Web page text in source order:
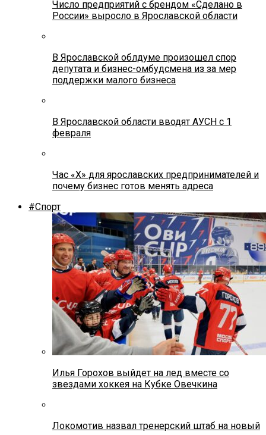
Число предприятий с брендом «Сделано в
России» выросло в Ярославской области
В Ярославской облдуме произошел спор
депутата и бизнес-омбудсмена из за мер
поддержки малого бизнеса
В Ярославской области вводят АУСН с 1
февраля
Час «Х» для ярославских предпринимателей и
почему бизнес готов менять адреса
#Спорт
Илья Горохов выйдет на лед вместе со
звездами хоккея на Кубке Овечкина
Локомотив назвал тренерский штаб на новый